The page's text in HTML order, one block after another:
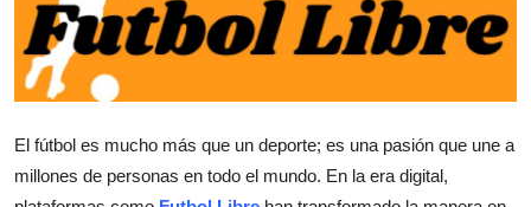
Submit Press Release
Health
Advertise with US
El fútbol es mucho más que un deporte; es una pasión que une a
millones de personas en todo el mundo. En la era digital,